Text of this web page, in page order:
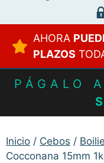
AHORA
PLAZOS
PÁGALO
Inicio / Cebos /
Cocconana 15mm